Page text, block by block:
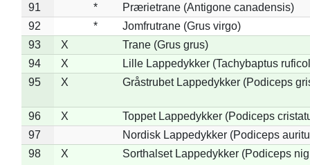
91
*
Prærietrane (Antigone canadensis)
92
*
Jomfrutrane (Grus virgo)
93
X
Trane (Grus grus)
94
X
Lille Lappedykker (Tachybaptus
95
X Gråstrubet Lappedykker (Podiceps
96 X
Toppet Lappedykker (Podiceps
97
Nordisk Lappedykker (Podiceps
98
X Sorthalset Lappedykker (Podiceps